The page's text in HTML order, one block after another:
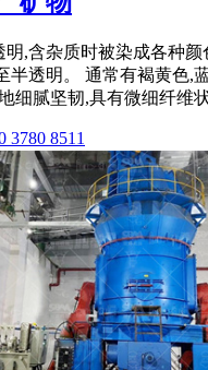
明,含杂质时被染成各种颜
半透明。 通常有褐黄色,
细腻坚韧,具有微细纤维
3780 8511